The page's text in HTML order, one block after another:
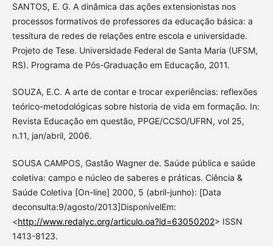
SANTOS, E. G. A dinâmica das ações extensionistas nos
processos formativos de professores da educação básica: a
tessitura de redes de relações entre escola e universidade.
Projeto de Tese. Universidade Federal de Santa Maria (UFSM,
RS). Programa de Pós-Graduação em Educação, 2011.
SOUZA, E.C. A arte de contar e trocar experiências: reflexões
teórico-metodológicas sobre historia de vida em formação. In:
Revista Educação em questão, PPGE/CCSO/UFRN, vol 25,
n.11, jan/abril, 2006.
SOUSA CAMPOS, Gastão Wagner de. Saúde pública e saúde
coletiva: campo e núcleo de saberes e práticas. Ciência &
Saúde Coletiva [On-line] 2000, 5 (abril-junho): [Data
deconsulta:9/agosto/2013]DisponívelEm:
<http://www.redalyc.org/articulo.oa?id=63050202> ISSN
1413-8123.